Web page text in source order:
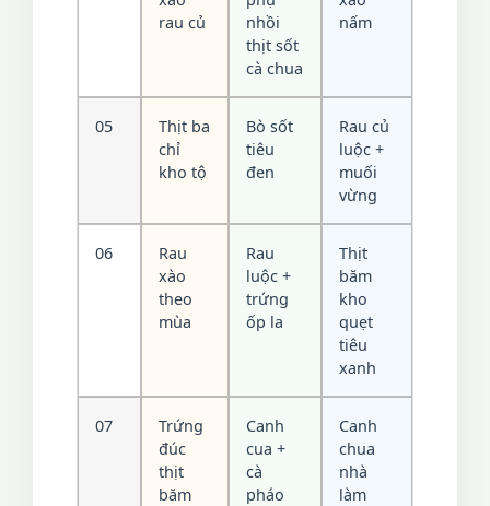
rau củ
nhồi
thịt sốt
cà chua
nấm
05
Thịt ba
chỉ
kho tộ
Bò sốt
tiêu
đen
Rau củ
luộc +
muối
vừng
06
Rau
xào
theo
mùa
Rau
luộc +
trứng
ốp la
Thịt
băm
kho
quẹt
tiêu
xanh
07
Trứng
đúc
thịt
băm
Canh
cua +
cà
pháo
Canh
chua
nhà
làm